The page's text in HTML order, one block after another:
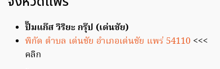
ปั๊มแก๊ส วิริยะ กรุ๊ป (เด่นชัย)
พิกัด ตำบล เด่นชัย อำเภอเด่นชัย แพร่ 54110 <<<
คลิก